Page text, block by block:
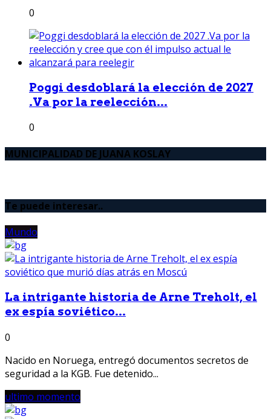
0
Poggi desdoblará la elección de 2027
.Va por la reelección...
0
MUNICIPALIDAD DE JUANA KOSLAY
Te puede interesar..
Mundo
La intrigante historia de Arne Treholt, el
ex espía soviético...
0
Nacido en Noruega, entregó documentos secretos de
seguridad a la KGB. Fue detenido...
ultimo momento